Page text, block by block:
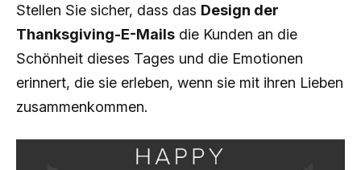
Stellen Sie sicher, dass das Design der
Thanksgiving-E-Mails die Kunden an die
Schönheit dieses Tages und die Emotionen
erinnert, die sie erleben, wenn sie mit ihren Lieben
zusammenkommen.